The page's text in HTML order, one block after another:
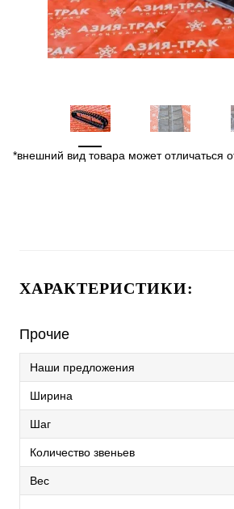
*внешний вид товара может отличаться
ХАРАКТЕРИСТИКИ:
Прочие
Наши предложения
Ширина
Шаг
Количество звеньев
Вес